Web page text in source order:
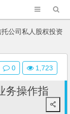
托公司私人股权投资
务操作指
0 1,723